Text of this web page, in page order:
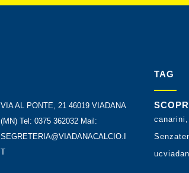
VIA AL PONTE, 21 46019 VIADANA
(MN) Tel: 0375 362032 Mail:
SEGRETERIA@VIADANACALCIO.I
T
TAG
canarini